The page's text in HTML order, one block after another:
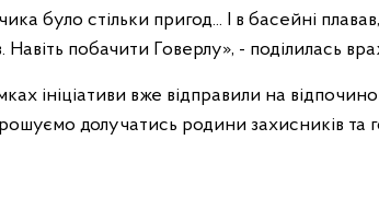
було стільки пригод... І в басейні
побачити Говерлу», - поділилась
ініціативи вже відправили на
долучатись родини захисників та